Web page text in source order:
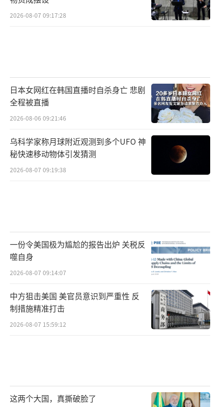
2026-08-07 09:17:28
日本女网红在韩国直播时自杀身亡 悲剧
全程被直播
2026-08-06 09:21:46
乌科学家称月球附近观测到多个UFO 神
秘快速移动物体引发猜测
2026-08-07 09:19:38
一份令美国极为尴尬的报告出炉 关税反
噬自身
2026-08-07 09:14:07
中方狙击美国 美官员意识到严重性 反
制措施精准打击
2026-08-07 15:59:12
这两个大国，真撕破脸了